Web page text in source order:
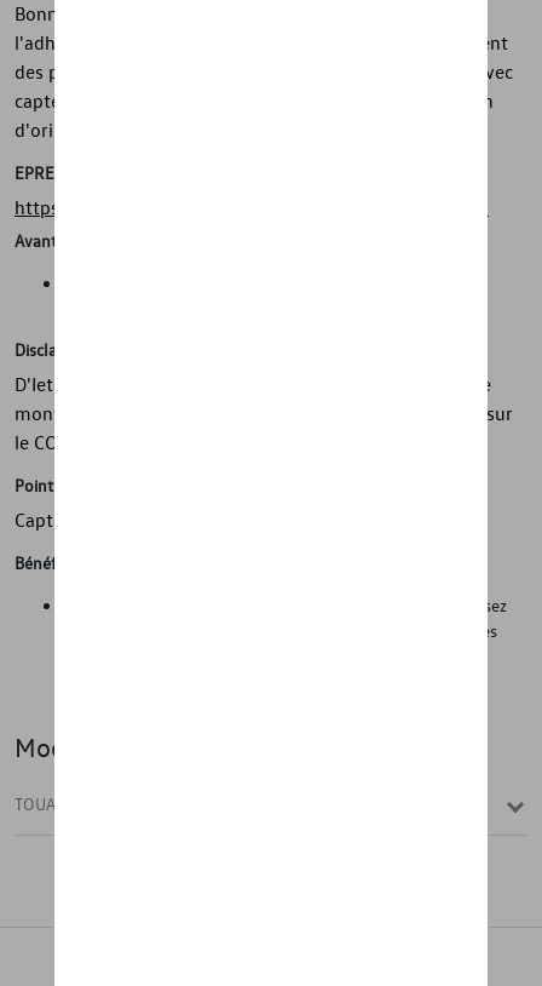
Bonne classe d'étiquetage des pneus de l'UE pour
l'adhérence sur sol mouillé. Faible résistance au roulement
des pneus pour une meilleure économie de carburant. Avec
capteur de contrôle de la pression des pneus Volkswagen
d'origine (TPMS).
EPREL
https://eprel.ec.europa.eu/screen/product/tyres/558425
Avantages
Disclaimer
D'Ieteren Automotive ne peut être tenu responsable si le
montage sur le véhicule diffère du montage mentionné sur
le COC
Points forts
Capteurs de pression TPMS inclus !
Bénéfices
Sécurité sur la route dans des conditions hivernales. Réduisez
considérablement les temps de changement entre les roues
Modèle(s)
TOUAREG